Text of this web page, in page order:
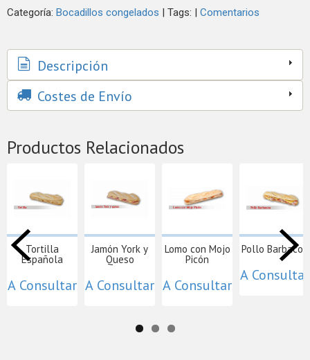
Categoría: Bocadillos congelados | Tags: | Comentarios
Descripción
Costes de Envío
Productos Relacionados
Tortilla
Española
A Consultar
Jamón York y
Queso
A Consultar
Lomo con Mojo
Picón
A Consultar
Pollo Barbacoa
A Consultar